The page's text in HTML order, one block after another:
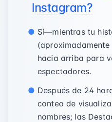
Instagram?
Sí—mientras tu
hacia arriba para
espectadores.
Después de 24
conteo de
nombres; las